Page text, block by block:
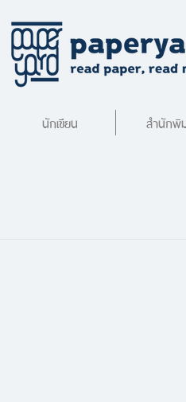
นักเขียน สำนัก